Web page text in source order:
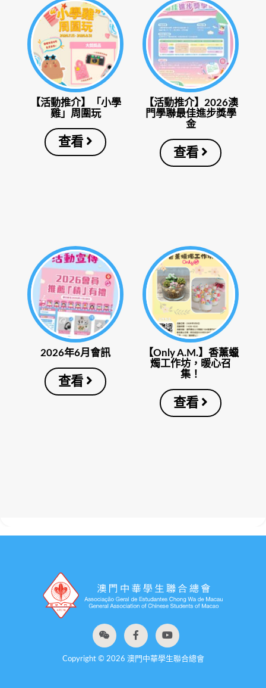
【活動推介】「小學
雞」周圍玩
查看
【活動推介】2026澳
門學聯最佳進步獎學
金
查看
2026年6月會訊
查看
【Only A.M.】香薰蠟
燭工作坊，暖心召
集！
查看
Copyright © 2026 澳門中華學生聯合總會